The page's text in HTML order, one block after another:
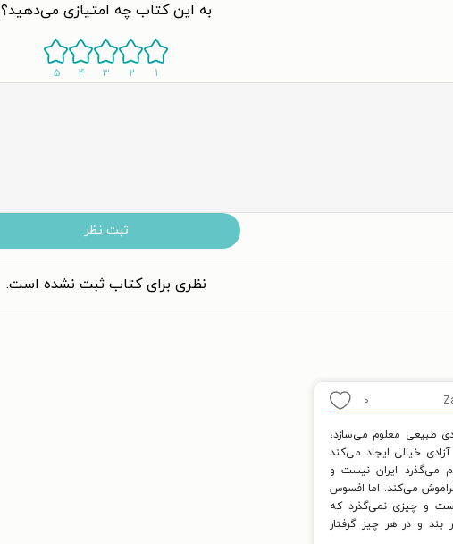
به این کتاب چه امتیازی می‌دهید؟
۱ ۲ ۳ ۴ ۵
ثبت نظر
نظری برای کتاب ثبت نشده است.
۰
طبیعی معلوم می‌سازد،
خیالی ایجاد می‌کند
می‌گذرد ایران نیست و
می‌کند. اما افسوس
و چیزی نمی‌گذرد که
بند و در هر چیز گرفتار